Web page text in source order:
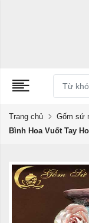
Trang chủ Gốm sứ
Bình Hoa Vuốt Tay